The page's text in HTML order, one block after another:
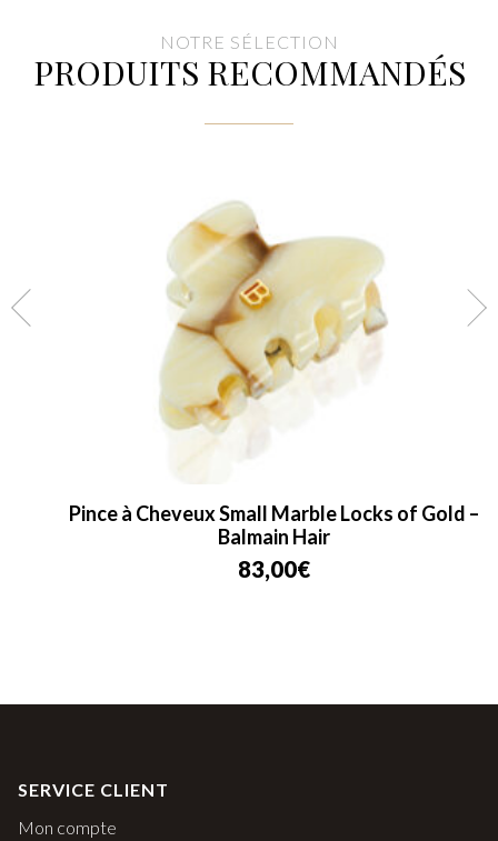
NOTRE SÉLECTION
PRODUITS RECOMMANDÉS
Pince à Cheveux Small Marble Locks of Gold –
Balmain Hair
83,00€
SERVICE CLIENT
Mon compte